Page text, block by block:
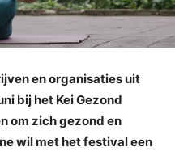
en organisaties uit
bij het Kei Gezond
om zich gezond en
wil met het festival een